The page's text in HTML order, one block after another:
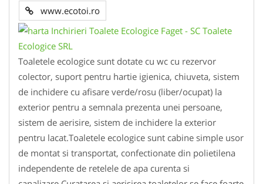
www.ecotoi.ro
Toaletele ecologice sunt dotate cu wc cu rezervor
colector, suport pentru hartie igienica, chiuveta, sistem
de inchidere cu afisare verde/rosu (liber/ocupat) la
exterior pentru a semnala prezenta unei persoane,
sistem de aerisire, sistem de inchidere la exterior
pentru lacat.Toaletele ecologice sunt cabine simple usor
de montat si transportat, confectionate din polietilena
independente de retelele de apa curenta si